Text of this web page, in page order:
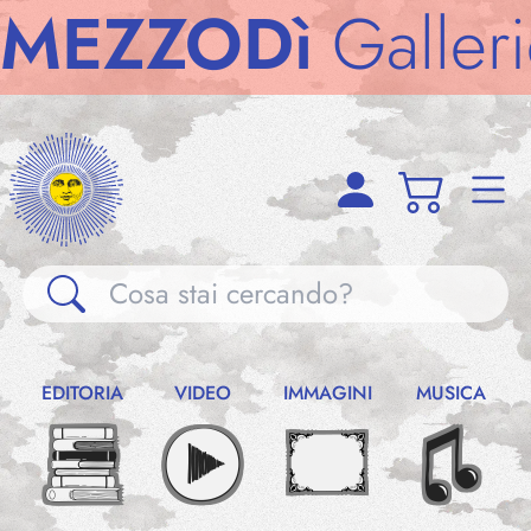
Gallerie
Gallerie
Notizie
EDITORIA VIDEO IMMAGINI MUSICA